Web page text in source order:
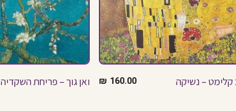
קלימט – נשיקה 160.00
₪ ואן גוך – פריחת השקדיה